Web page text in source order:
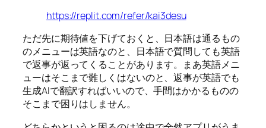
https://replit.com/refer/kai3desu
ただ先に期待値を下げておくと、日本語は通るもの
のメニューは英語なのと、日本語で質問しても英語
で返事が返ってくることがあります。まあ英語メニ
ューはそこまで難しくはないのと、返事が英語でも
生成AIで翻訳すればいいので、手間はかかるものの
そこまで困りはしません。